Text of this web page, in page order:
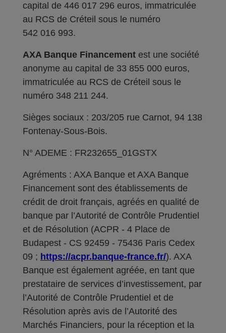
capital de 446 017 296 euros, immatriculée
au RCS de Créteil sous le numéro
542 016 993.
AXA Banque Financement est une société
anonyme au capital de 33 855 000 euros,
immatriculée au RCS de Créteil sous le
numéro 348 211 244.
Sièges sociaux : 203/205 rue Carnot, 94 138
Fontenay-Sous-Bois.
N° ADEME : FR232655_01GSTX
Agréments : AXA Banque et AXA Banque
Financement sont des établissements de
crédit de droit français, agréés en qualité de
banque par l’Autorité de Contrôle Prudentiel
et de Résolution (ACPR - 4 Place de
Budapest - CS 92459 - 75436 Paris Cedex
09 ; https://acpr.banque-france.fr/). AXA
Banque est également agréée, en tant que
prestataire de services d’investissement, par
l’Autorité de Contrôle Prudentiel et de
Résolution après avis de l’Autorité des
Marchés Financiers, pour la réception et la